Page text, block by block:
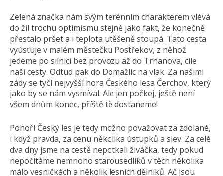
Zelená značka nám svým terénním charakterem vlévá
do žil trochu optimismu stejně jako fakt, že konečně
přestalo pršet a i teplota utěšeně stoupá. Tato cesta
vyúsťuje v malém městečku Postřekov, z něhož
jedeme po silnici bez provozu až do Trhanova, cíle
naší cesty. Odtud pak do Domažlic na vlak. Za našimi
zády se tyčí nejvyšší hora Českého lesa Čerchov, který
jako by se nám vysmíval. Ale jen počkej, ještě není
všem dnům konec, příště tě dostaneme!
Pohoří Český les je tedy možno považovat za zdolané,
i když pravda, za cenu několika ústupků a slev. Za celé
dva dny jsme na cestě nepotkali živáčka, tedy pokud
nepočítáme nemnoho starousedlíků v těch několika
málo vesničkách a několik lesních dělníků. Ač jsou